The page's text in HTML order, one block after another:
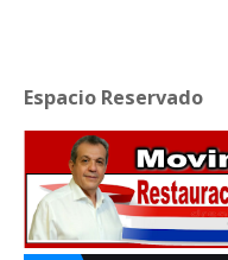
Espacio Reservado